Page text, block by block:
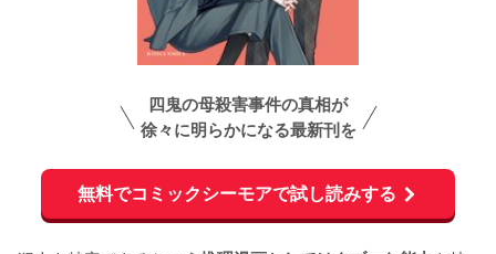
四鬼の母殺害事件の真相が
徐々に明らかになる最新刊を
無料でコミックシーモアで試し読みする